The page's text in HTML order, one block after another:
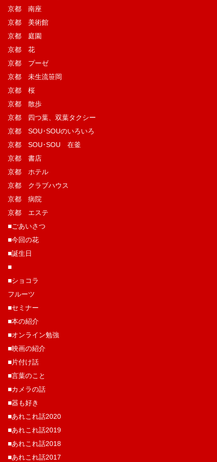
京都 南座
京都 美術館
京都 庭園
京都 花
京都 プーゼ
京都 未生流笹岡
京都 桜
京都 散歩
京都 四つ葉、双葉タクシー
京都 SOU･SOUのいろいろ
京都 SOU･SOU 在釜
京都 書店
京都 ホテル
京都 クラブハウス
京都 病院
京都 エステ
■ごあいさつ
■今回の花
■誕生日
■
■ショコラ
フルーツ
■セミナー
■本の紹介
■オンライン勉強
■映画の紹介
■片付け話
■言葉のこと
■カメラの話
■器も好き
■あれこれ話2020
■あれこれ話2019
■あれこれ話2018
■あれこれ話2017